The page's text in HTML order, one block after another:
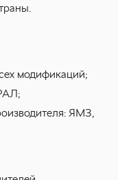
модификаций;
ЯМЗ,